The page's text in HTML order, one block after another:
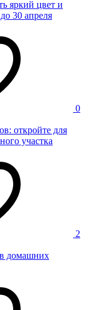
яркий цвет и
30 апреля
0
откройте для
участка
2
домашних